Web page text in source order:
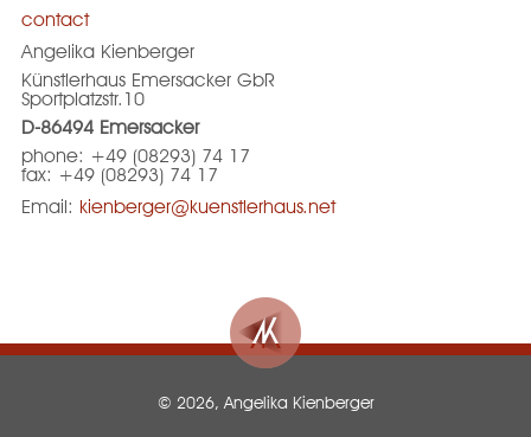
contact
Angelika Kienberger
Künstlerhaus Emersacker GbR
Sportplatzstr.10
D-86494 Emersacker
phone: +49 (08293) 74 17
fax: +49 (08293) 74 17
Email: kienberger@kuenstlerhaus.net
© 2026, Angelika Kienberger